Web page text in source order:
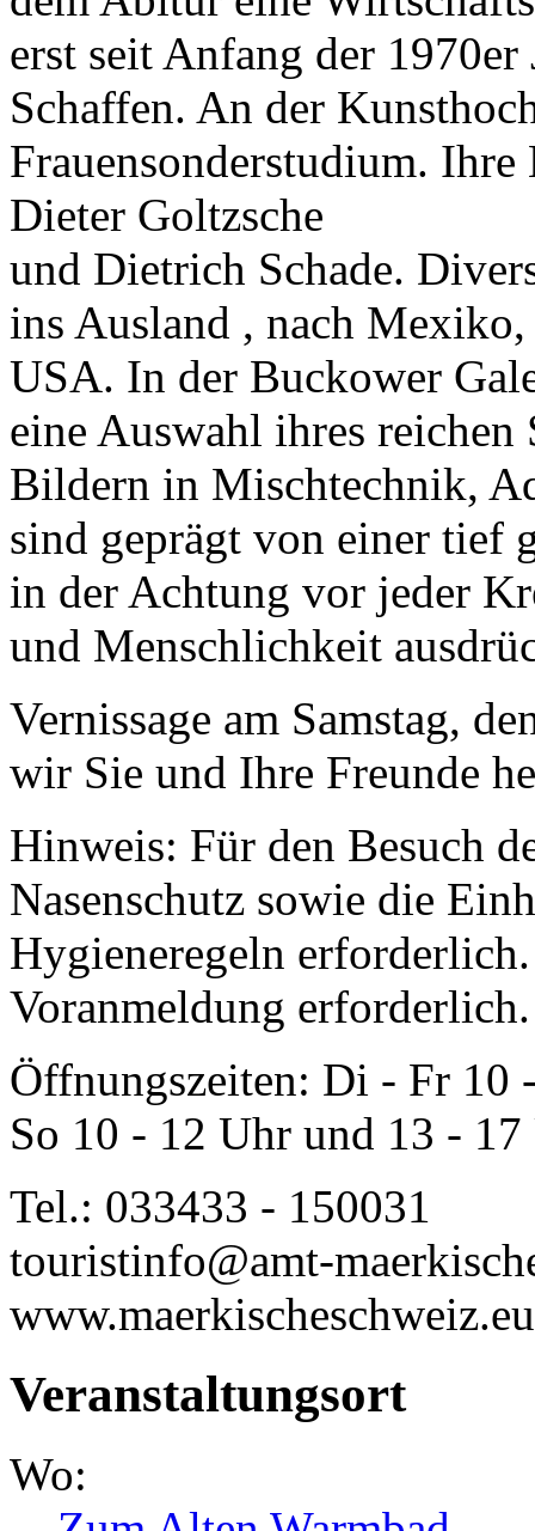
erst seit Anfang der
Schaffen. An der
Frauensonderstudium.
Dieter Goltzsche
und Dietrich Schade.
ins Ausland , nach
USA. In der Buckower
eine Auswahl ihres
Bildern in Mischtechnik,
sind geprägt von einer tief
in der Achtung vor jeder
und Menschlichkeit
Vernissage am Samstag,
wir Sie und Ihre Freunde
Hinweis: Für den Besuch
Nasenschutz sowie die
Hygieneregeln
Voranmeldung erforderlich.
Öffnungszeiten: Di - Fr 10
So 10 - 12 Uhr und 13 -
Tel.: 033433 - 150031
touristinfo@amt-
Veranstaltungsort
Wo: